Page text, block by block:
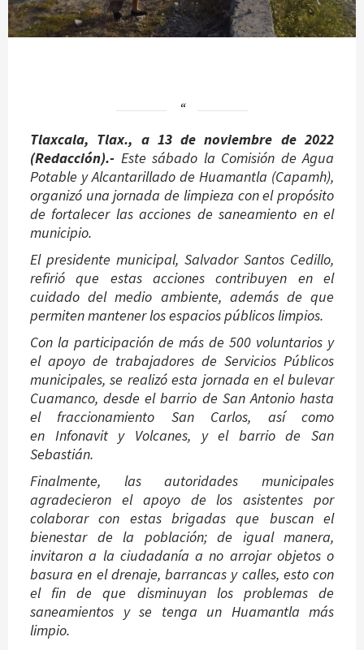
Tlaxcala, Tlax., a 13 de noviembre de 2022
(Redacción).- Este sábado la Comisión de Agua
Potable y Alcantarillado de Huamantla (Capamh),
organizó una jornada de limpieza con el propósito
de fortalecer las acciones de saneamiento en el
municipio.
El presidente municipal, Salvador Santos Cedillo,
refirió que estas acciones contribuyen en el
cuidado del medio ambiente, además de que
permiten mantener los espacios públicos limpios.
Con la participación de más de 500 voluntarios y
el apoyo de trabajadores de Servicios Públicos
municipales, se realizó esta jornada en el bulevar
Cuamanco, desde el barrio de San Antonio hasta
el fraccionamiento San Carlos, así como
en Infonavit y Volcanes, y el barrio de San
Sebastián.
Finalmente, las autoridades municipales
agradecieron el apoyo de los asistentes por
colaborar con estas brigadas que buscan el
bienestar de la población; de igual manera,
invitaron a la ciudadanía a no arrojar objetos o
basura en el drenaje, barrancas y calles, esto con
el fin de que disminuyan los problemas de
saneamientos y se tenga un Huamantla más
limpio.